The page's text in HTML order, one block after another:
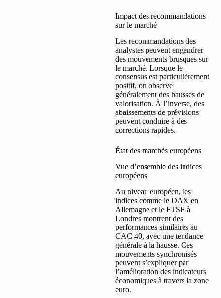
Impact des recommandations
sur le marché
Les recommandations des
analystes peuvent engendrer
des mouvements brusques sur
le marché. Lorsque le
consensus est particulièrement
positif, on observe
généralement des hausses de
valorisation. À l’inverse, des
abaissements de prévisions
peuvent conduire à des
corrections rapides.
État des marchés européens
Vue d’ensemble des indices
européens
Au niveau européen, les
indices comme le DAX en
Allemagne et le FTSE à
Londres montrent des
performances similaires au
CAC 40, avec une tendance
générale à la hausse. Ces
mouvements synchronisés
peuvent s’expliquer par
l’amélioration des indicateurs
économiques à travers la zone
euro.